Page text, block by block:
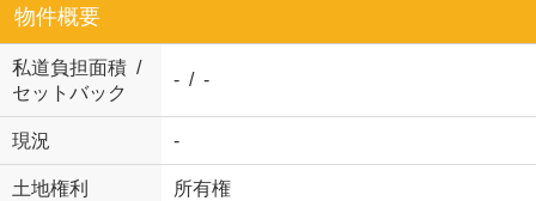
物件概要
私道負担面積 /
セットバック
- / -
現況 -
土地権利 所有権